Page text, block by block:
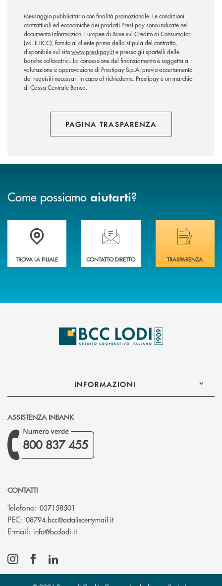
Messaggio pubblicitario con finalità promozionale. Le condizioni
contrattuali ed economiche dei prodotti Prestipay sono indicate nel
documento Informazioni Europee di Base sul Credito ai Consumatori
(cd. IEBCC), fornito al cliente prima della stipula del contratto,
disponibile sul sitowww.prestipay.ite presso gli sportelli delle
banche collocatrici. La concessione del finanziamento è soggetta a
valutazione e approvazione di Prestipay S.p.A. previo accertamento
dei requisiti necessari in capo al richiedente. Prestipay è un marchio
di Cassa Centrale Banca.
PAGINA TRASPARENZA
Come possiamo aiutarti?
Trova la filiale più vicina a Te
TROVA LA FILIALE
Hai bisogno di assistenza immediata?
CONTATTO DIRETTO
Hai bisogno di
TRASPARENZA
INFORMAZIONI
ASSISTENZA INBANK
800 837 455
CONTATTI
Telefono: 037158501
PEC: 08794.bcc@actaliscertymail.it(si apre l’app di posta
E-mail: info@bcclodi.it(si apre l’app di posta elettronica)